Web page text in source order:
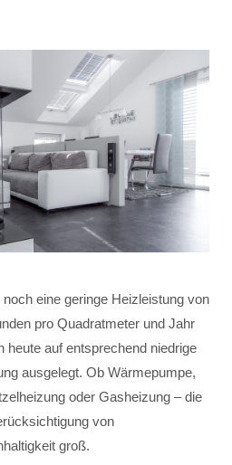
eine geringe Heizleistung von
pro Quadratmeter und Jahr
heute auf entsprechend niedrige
ausgelegt. Ob Wärmepumpe,
oder Gasheizung – die
von
groß.